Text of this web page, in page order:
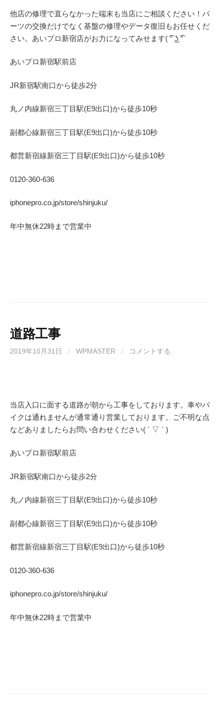
他店の修理で直らなかった端末も当店にご相談ください！パ
ーツの交換だけでなく基盤の修理やデータ復旧もお任せくだ
さい。あいプロ新宿店がお力になってみせます( ͡° ͜ʖ ͡°
あいプロ新宿駅前店
JR新宿駅南口から徒歩2分
丸ノ内線新宿三丁目駅(E9出口)から徒歩10秒
副都心線新宿三丁目駅(E9出口)から徒歩10秒
都営新宿線新宿三丁目駅(E9出口)から徒歩10秒
0120-360-636
iphonepro.co.jp/store/shinjuku/
年中無休22時まで営業中
道路工事
2019年10月31日 / WPMASTER / コメントする
当店入口に面する道路が朝から工事をしております。車やバ
イクは通れませんが通常通り営業しております。ご不明な点
などありましたらお問い合わせください( ´ ▽ ` )
あいプロ新宿駅前店
JR新宿駅南口から徒歩2分
丸ノ内線新宿三丁目駅(E9出口)から徒歩10秒
副都心線新宿三丁目駅(E9出口)から徒歩10秒
都営新宿線新宿三丁目駅(E9出口)から徒歩10秒
0120-360-636
iphonepro.co.jp/store/shinjuku/
年中無休22時まで営業中